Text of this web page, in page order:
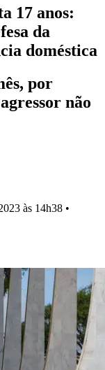
17 anos:
da
doméstica
por
não
às 14h38 •